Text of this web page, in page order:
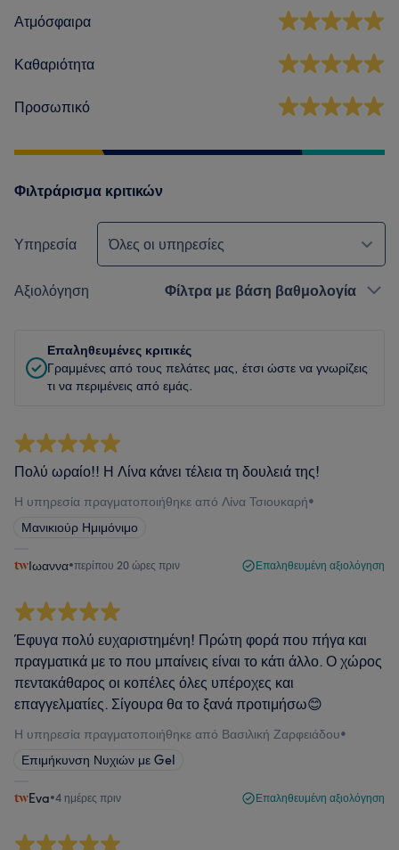
Ατμόσφαιρα
Καθαριότητα
Προσωπικό
Φιλτράρισμα κριτικών
Υπηρεσία Όλες οι υπηρεσίες
Αξιολόγηση Φίλτρα με βάση βαθμολογία
Επαληθευμένες κριτικές
Γραμμένες από τους πελάτες μας, έτσι ώστε να γνωρίζεις
τι να περιμένεις από εμάς.
Πολύ ωραίο!! Η Λίνα κάνει τέλεια τη δουλειά της!
Η υπηρεσία πραγματοποιήθηκε από Λίνα Τσιουκαρή•
Μανικιούρ Ημιμόνιμο
Ιωαννα•περίπου 20 ώρες πριν Επαληθευμένη αξιολόγηση
Έφυγα πολύ ευχαριστημένη! Πρώτη φορά που πήγα και
πραγματικά με το που μπαίνεις είναι το κάτι άλλο. Ο χώρος
πεντακάθαρος οι κοπέλες όλες υπέροχες και
επαγγελματίες. Σίγουρα θα το ξανά προτιμήσω😊
Η υπηρεσία πραγματοποιήθηκε από Βασιλική Ζαρφειάδου•
Επιμήκυνση Νυχιών με Gel
Eva•4 ημέρες πριν Επαληθευμένη αξιολόγηση